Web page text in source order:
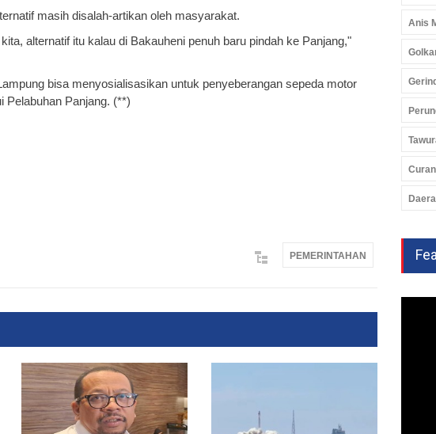
masih disalah-artikan oleh masyarakat.
alternatif itu kalau di Bakauheni penuh baru pindah ke Panjang,"
bisa menyosialisasikan untuk penyeberangan sepeda motor
Pelabuhan Panjang. (**)
PEMERINTAHAN
Anis